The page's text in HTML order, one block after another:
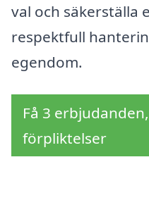
val och säkerställa
respektfull
egendom.
Få 3
förpliktelser